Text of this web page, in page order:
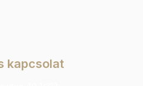
kapcsolat